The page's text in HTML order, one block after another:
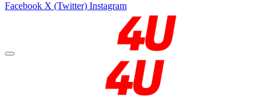
Facebook X (Twitter) Instagram